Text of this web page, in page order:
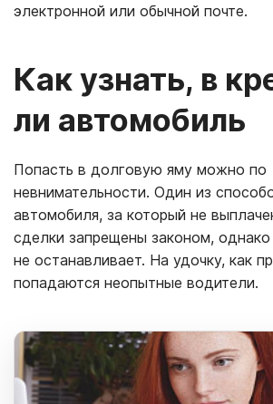
электронной или обычной почте.
Как узнать, в
ли автомобиль
Попасть в долговую яму можно по
невнимательности. Один из
автомобиля, за который не
сделки запрещены законом,
не останавливает. На удочку, как
попадаются неопытные водители.